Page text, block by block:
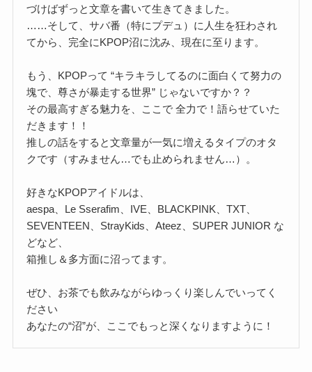
づけばずっと文章を書いて生きてきました。
……そして、サバ番（特にプデュ）に人生を狂わされ
てから、完全にKPOP沼に沈み、現在に至ります。
もう、KPOPって “キラキラしてるのに面白くて努力の
塊で、尊さが暴走する世界” じゃないですか？？
その最高すぎる魅力を、ここで 全力で！語らせていた
だきます！！
推しの話をすると文章量が一気に増えるタイプのオタ
クです（すみません…でも止められません…）。
好きなKPOPアイドルは、
aespa、Le Sserafim、IVE、BLACKPINK、TXT、
SEVENTEEN、StrayKids、Ateez、SUPER JUNIOR な
どなど、
箱推し＆多方面に沼ってます。
ぜひ、お茶でも飲みながらゆっくり楽しんでいってく
ださい
あなたの“沼”が、ここでもっと深くなりますように！